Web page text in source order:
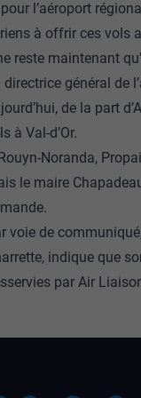
l’aéroport
à offrir ces vols
reste maintenant
directrice général de
de la part
à Val-d’Or.
Noranda,
le maire
voie de
indique que
par Air